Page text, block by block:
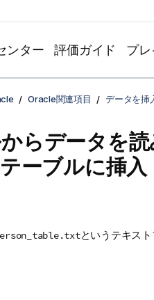
ンター 評価ガイド プレ
Oracle関連項目 データを挿
らデータを
ーブルに挿入
というテキスト